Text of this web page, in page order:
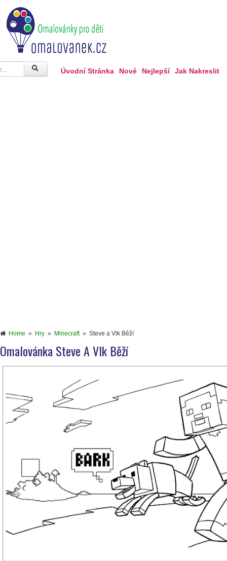
Úvodní Stránka Nové Nejlepší Jak Nakreslit
Home » Hry » Minecraft» Steve a Vlk Běží
Omalovánka Steve A Vlk Běží